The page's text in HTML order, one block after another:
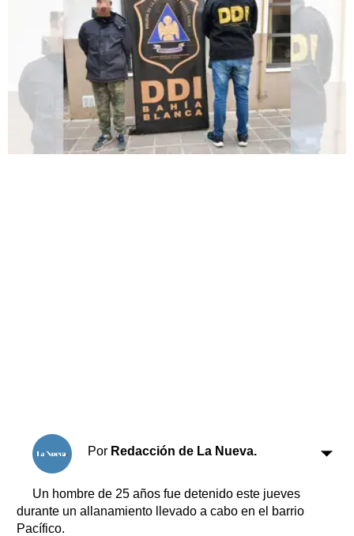
Economía y campo
Economía y finanzas
Con el campo
Espacio empresas
Sociedad y tiempo
Sociedad
Tecnología
Turismo
Salud
Es viral
Por Redacción de La Nueva.
Un hombre de 25 años fue detenido este jueves
durante un allanamiento llevado a cabo en el barrio
Pacífico.